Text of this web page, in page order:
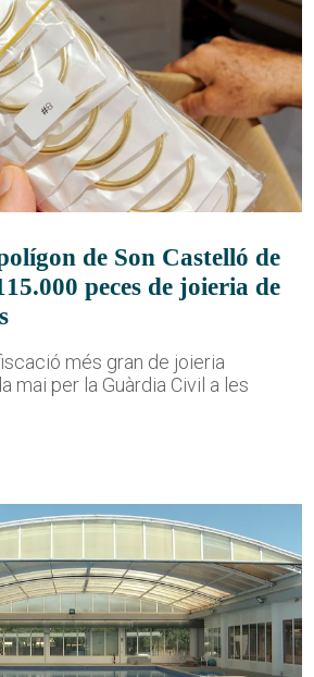
de Son Castelló de
peces de joieria de
més gran de joieria
mai per la Guàrdia Civil a les